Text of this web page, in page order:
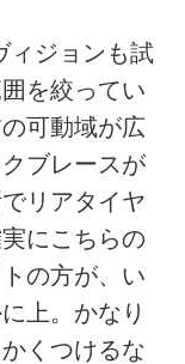
ィジョンも試
を絞ってい
可動域が広
ブレースが
リアタイヤ
にこちらの
の方が、い
上。かなり
くつけるな